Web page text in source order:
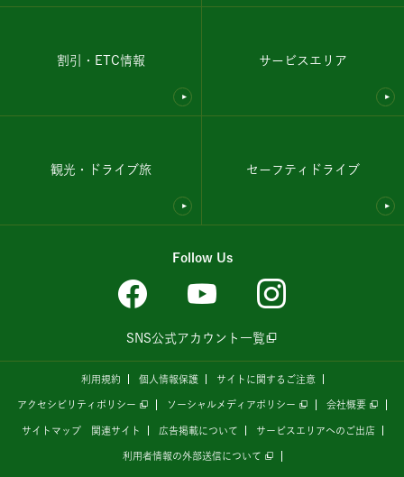
割引・ETC情報 サービスエリア
観光・ドライブ旅 セーフティドライブ
Follow Us
SNS公式アカウント一覧
利用規約 個人情報保護 サイトに関するご注意
アクセシビリティポリシー ソーシャルメディアポリシー 会社概要
サイトマップ 関連サイト 広告掲載について サービスエリアへのご出店
利用者情報の外部送信について